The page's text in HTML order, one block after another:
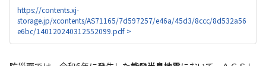
https://contents.xj-
storage.jp/xcontents/AS71165/7d597257/e46a/45d3/8ccc/8d532a56
e6bc/140120240312552099.pdf >